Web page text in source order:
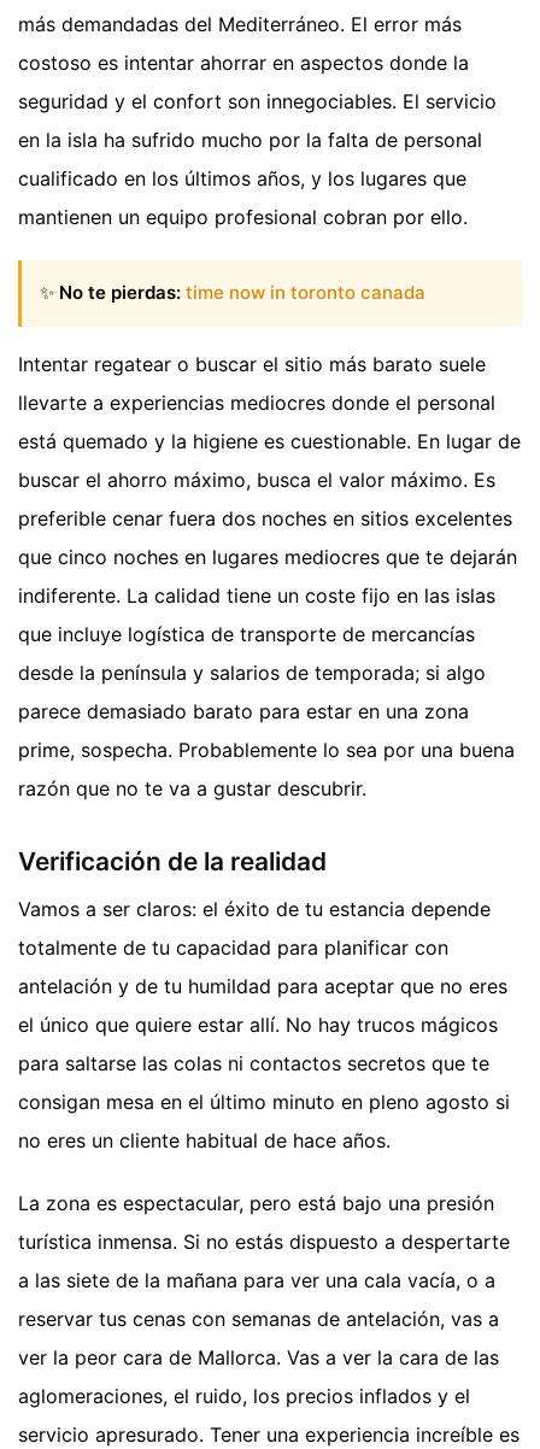
más demandadas del Mediterráneo. El error más
costoso es intentar ahorrar en aspectos donde la
seguridad y el confort son innegociables. El servicio
en la isla ha sufrido mucho por la falta de personal
cualificado en los últimos años, y los lugares que
mantienen un equipo profesional cobran por ello.
✨ No te pierdas: time now in toronto canada
Intentar regatear o buscar el sitio más barato suele
llevarte a experiencias mediocres donde el personal
está quemado y la higiene es cuestionable. En lugar de
buscar el ahorro máximo, busca el valor máximo. Es
preferible cenar fuera dos noches en sitios excelentes
que cinco noches en lugares mediocres que te dejarán
indiferente. La calidad tiene un coste fijo en las islas
que incluye logística de transporte de mercancías
desde la península y salarios de temporada; si algo
parece demasiado barato para estar en una zona
prime, sospecha. Probablemente lo sea por una buena
razón que no te va a gustar descubrir.
Verificación de la realidad
Vamos a ser claros: el éxito de tu estancia depende
totalmente de tu capacidad para planificar con
antelación y de tu humildad para aceptar que no eres
el único que quiere estar allí. No hay trucos mágicos
para saltarse las colas ni contactos secretos que te
consigan mesa en el último minuto en pleno agosto si
no eres un cliente habitual de hace años.
La zona es espectacular, pero está bajo una presión
turística inmensa. Si no estás dispuesto a despertarte
a las siete de la mañana para ver una cala vacía, o a
reservar tus cenas con semanas de antelación, vas a
ver la peor cara de Mallorca. Vas a ver la cara de las
aglomeraciones, el ruido, los precios inflados y el
servicio apresurado. Tener una experiencia increíble es